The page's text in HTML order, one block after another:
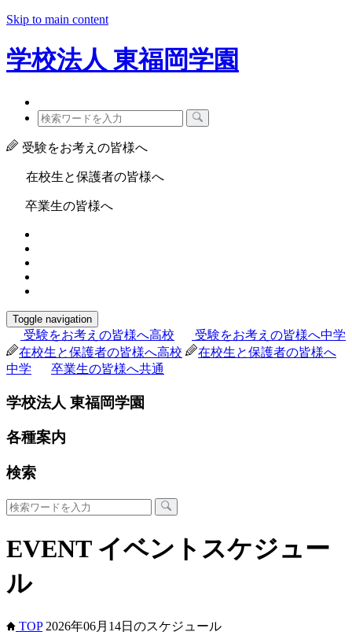
Skip to main content
学校法人 東福岡学園
受験をお考えの皆様へ
在校生と保護者の皆様へ
卒業生の皆様へ
Toggle navigation
受験をお考えの皆様へ高校 受験をお考えの皆様へ中学
在校生と保護者の皆様へ高校
在校生と保護者の皆様へ
中学
卒業生の皆様へ共通
学校法人 東福岡学園
各種案内
検索
EVENT イベントスケジュー
ル
TOP 2026年06月14日のスケジュール